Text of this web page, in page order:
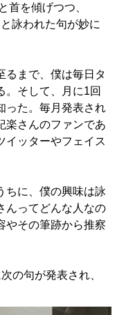
首を傾げつつ、
と詠われた句が妙に
るまで、僕は毎日タ
。そして、月に1回
った。毎月発表され
楽さんのファンであ
イッターやフェイス
ちに、僕の興味は詠
んってどんな人なの
やその筆跡から推察
の句が発表され、